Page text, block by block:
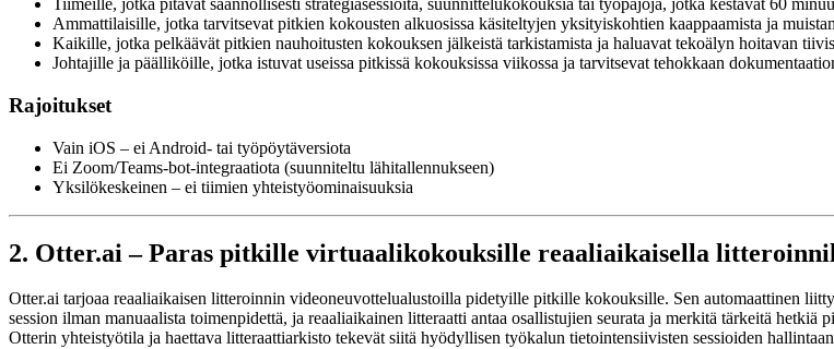
Tiimeille, jotka pitävät säännöllisesti strategiasessioita, suunnittelukokouksia tai työpajoja, jotka kestävät 60
Ammattilaisille, jotka tarvitsevat pitkien kokousten alkuosissa käsiteltyjen yksityiskohtien kaappaamista ja
Kaikille, jotka pelkäävät pitkien nauhoitusten kokouksen jälkeistä tarkistamista ja haluavat tekoälyn hoitavan
Johtajille ja päälliköille, jotka istuvat useissa pitkissä kokouksissa viikossa ja tarvitsevat tehokkaan
Rajoitukset
Vain iOS – ei Android- tai työpöytäversiota
Ei Zoom/Teams-bot-integraatiota (suunniteltu lähitallennukseen)
Yksilökeskeinen – ei tiimien yhteistyöominaisuuksia
2. Otter.ai – Paras pitkille virtuaalikokouksille reaaliaikaisella
Otter.ai tarjoaa reaaliaikaisen litteroinnin videoneuvottelualustoilla pidetyille pitkille kokouksille. Sen automaattinen
session ilman manuaalista toimenpidettä, ja reaaliaikainen litteraatti antaa osallistujien seurata ja merkitä tärkeitä
Otterin yhteistyötila ja haettava litteraattiarkisto tekevät siitä hyödyllisen työkalun tietointensiivisten sessioiden